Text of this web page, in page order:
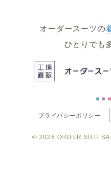
ー
ス
ツ
ー
ス
ー
ツ
オーダースーツの
ひとりでも
プライバシーポリシー
© 2026ORDER SUIT